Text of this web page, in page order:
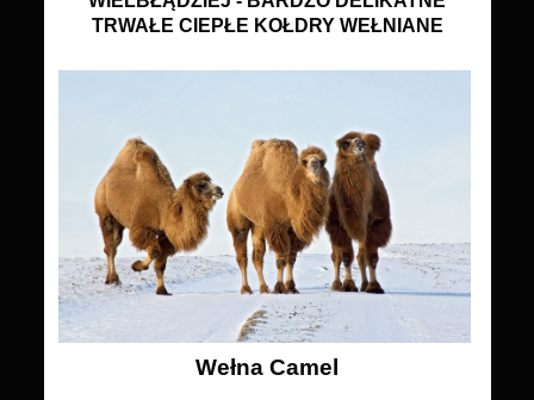
TRWAŁE CIEPŁE KOŁDRY WEŁNIANE
Wełna Camel